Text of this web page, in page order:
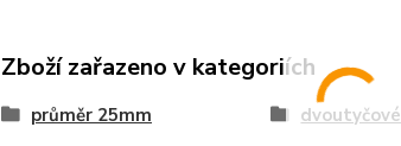
Zboží zařazeno v kategoriích
průměr 25mm dvoutyčové